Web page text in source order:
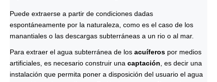
Puede extraerse a partir de condiciones dadas
espontáneamente por la naturaleza, como es el caso de los
manantiales o las descargas subterráneas a un rio o al mar.
Para extraer el agua subterránea de los acuíferos por medios
artificiales, es necesario construir una captación, es decir una
instalación que permita poner a disposición del usuario el agua